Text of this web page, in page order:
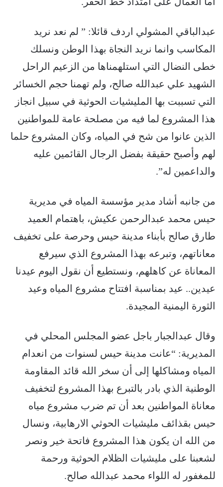
عبدالباقي المشولي اردف قائلا: ” لم نعد نريد
المكاسب وانما نريد النجاة بهذا الوطن ونسلك
خطى النضال التي استلهمناها من الزعيم الراحل
الشهيد علي عبدالله صالح، ولم تهمنا حجم الخسائر
التي تسببت بها المليشيات الحوثية في سبيل انجاز
هذا المشروع لما فيه من مصلحة عامة للمواطنين
الذين عانوا من شح في المياه، وكان المشروع حلما
لهم وأصبح حقيقة بفضل الرجال القائمين عليه
والداعمين له”.
من جانبه أشاد مدير مؤسسة المياه في مديرية
حيس محمد عبدالرحمن عكيش، باهتمام العميد
طارق صالح بأبناء مدينة حيس وحرصة على تخفيف
معاناتهم، وتبرعه بهذا المشروع الذي سيرفع
المعاناة عن كاهلهم، ونستطيع أن نقول اليوم عيدنا
عيدين.. عيد بمناسبة افتتاح مشروع المياه وعيد
الثورة اليمنية المجيدة.
وقال عبدالجبار باجل عضو المجلس المحلي في
المديرية: “عانت مدينة حيس لسنوات من انعدام
المياه ومشاكلها إلى أن سخر الله قائد المقاومة
الوطنية الذي بادر بالتبرع بهذا المشروع لتخفيف
معاناة المواطنين بعد أن تم ضرب مشروع مياه
حيس بقذائف مليشيات الحوثي الارهابية، ونسال
من الله ان يكون هذا المشروع فاتحة خير ونصر
لشعبنا على مليشيات الظلام الحوثية ورحمة
للمغفور له اللواء محمد عبدالله صالح.